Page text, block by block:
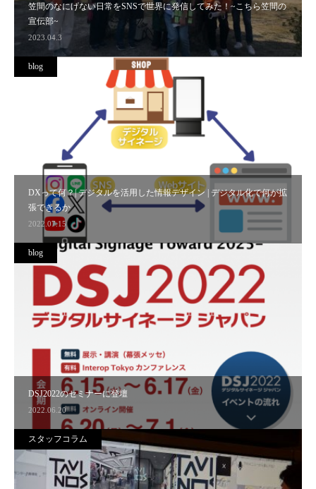
笠間のなにげない日常をSNSで世界に発信してみた！~こちら笠間の
宣伝部~
2023.04.3
DXって何？| デジタルを活用した情報デザイン | デジタル化で何が拡
張できるか
2022.07.15
blog
DSJ2022のセミナーに登壇
2022.06.20
blog
スタッフコラム